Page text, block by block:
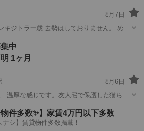
8月7日
ジトラ一歳 去勢はしておりません。 めち
がりちゃんです。ゆっくり時間をかけて仲
...
中
1ヶ月
8月6日
駅 猫 募集中
物件多数✨】家賃4万円以下多数
ナシ】賃貸物件多数掲載！